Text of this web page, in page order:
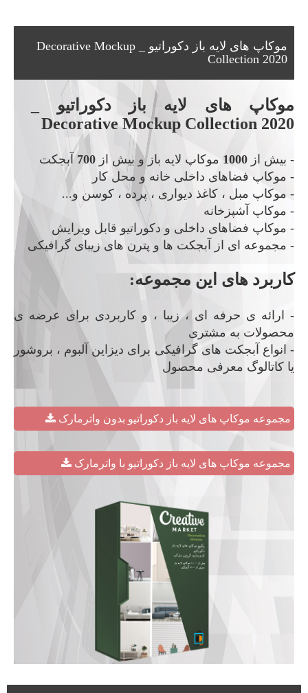
موکاپ های لایه باز دکوراتیو _ Decorative Mockup
Collection 2020
موکاپ های لایه باز دکوراتیو _
Decorative Mockup Collection 2020
- بیش از 1000 موکاپ لایه باز و بیش از 700 آبجکت
- موکاپ فضاهای داخلی خانه و محل کار
- موکاپ مبل ، کاغذ دیواری ، پرده ، کوسن و...
- موکاپ آشپزخانه
- موکاپ فضاهای داخلی و دکوراتیو قابل ویرایش
- مجموعه ای از آبجکت ها و پترن های زیبای گرافیکی
کاربرد های این مجموعه:
- ارائه ی حرفه ای ، زیبا ، و کاربردی برای عرضه ی
محصولات به مشتری
- انواع آبجکت های گرافیکی برای دیزاین آلبوم ، بروشور
یا کاتالوگ معرفی محصول
مجموعه موکاپ های لایه باز دکوراتیو بدون واترمارک
مجموعه موکاپ های لایه باز دکوراتیو با واترمارک